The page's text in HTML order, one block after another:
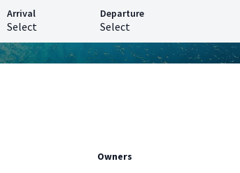
Arrival
Select
Departure
Select
Owners